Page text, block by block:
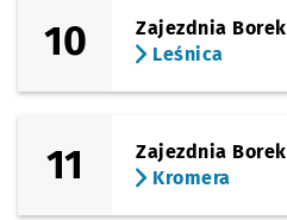
10
Zajezdnia Borek
Leśnica
11
Zajezdnia Borek
Kromera